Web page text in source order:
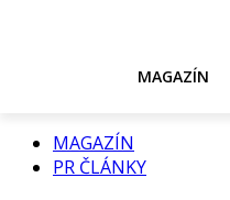
MAGAZÍN
MAGAZÍN
PR ČLÁNKY